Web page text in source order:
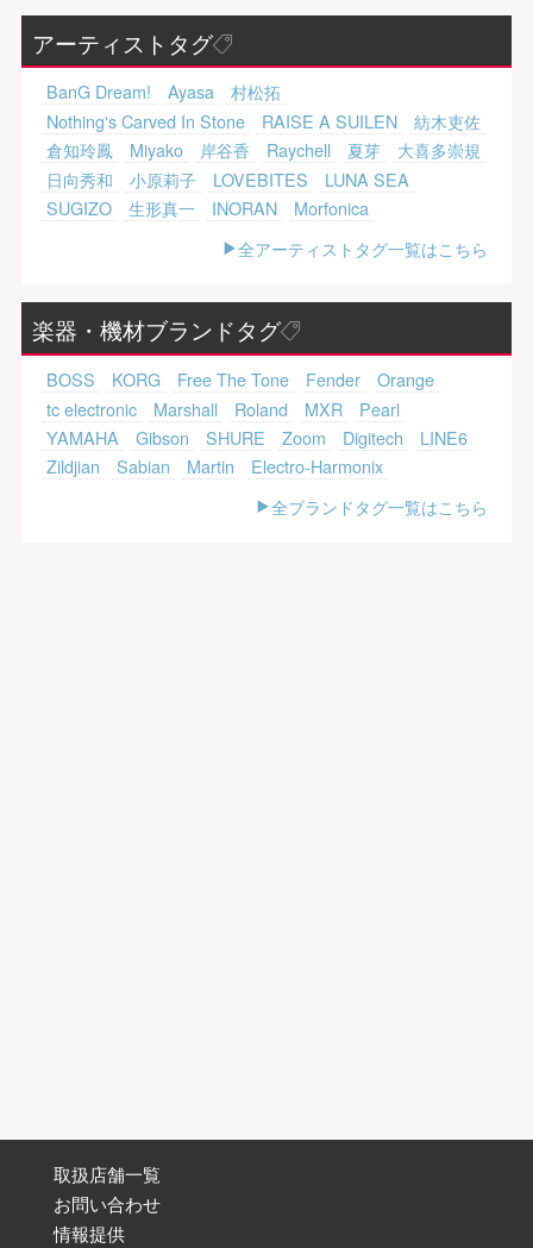
アーティストタグ
BanG Dream! Ayasa
村松拓
Nothing's Carved In Stone
RAISE A SUILEN
紡木吏佐
倉知玲鳳
Miyako 岸谷香 Raychell 夏芽
大喜多崇規
日向秀和
小原莉子 LOVEBITES
LUNA SEA
SUGIZO
生形真一 INORAN
Morfonica
全アーティストタグ一覧はこちら
楽器・機材ブランドタグ
BOSS KORG Free The Tone Fender
Orange
tc electronic
Marshall Roland MXR
Pearl
YAMAHA
Gibson SHURE Zoom Digitech
LINE6
Zildjian
Sabian Martin
Electro-Harmonix
全ブランドタグ一覧はこちら
取扱店舗一覧
お問い合わせ
情報提供